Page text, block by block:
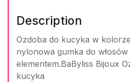
Description
Ozdoba do kucyka w
nylonowa gumka do
elementem.BaByliss Bijoux
kucyka